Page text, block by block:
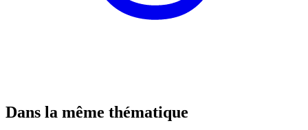
Dans la même thématique